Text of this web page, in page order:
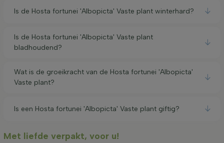
Is de Hosta fortunei 'Albopicta' Vaste plant winterhard?
Is de Hosta fortunei 'Albopicta' Vaste plant
bladhoudend?
Wat is de groeikracht van de Hosta fortunei 'Albopicta'
Vaste plant?
Is een Hosta fortunei 'Albopicta' Vaste plant giftig?
Met liefde verpakt, voor u!